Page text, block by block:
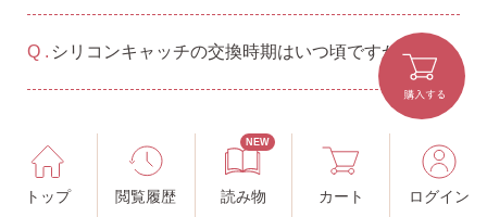
トップ 閲覧履歴
NEW
読み物 カート ログイン
シリコンキャッチの交換時期はいつ頃ですか？